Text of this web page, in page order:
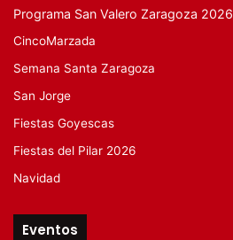
Programa San Valero Zaragoza 2026
CincoMarzada
Semana Santa Zaragoza
San Jorge
Fiestas Goyescas
Fiestas del Pilar 2026
Navidad
Eventos